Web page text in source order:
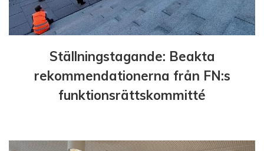
Ställningstagande: Beakta
rekommendationerna från FN:s
funktionsrättskommitté